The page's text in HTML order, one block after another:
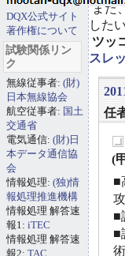
また
した
ツッ
スレ
任
(
■
■
■
DQX公式サイト
著作権について
試験関係リン
ク
無線従事者: (財)
日本無線協会
航空従事者: 国土
交通省
電気通信: (財)日
本データ通信協
会
情報処理: (独)情
報処理推進機構
情報処理 解答速
報1: iTEC
情報処理 解答速
報2: TAC